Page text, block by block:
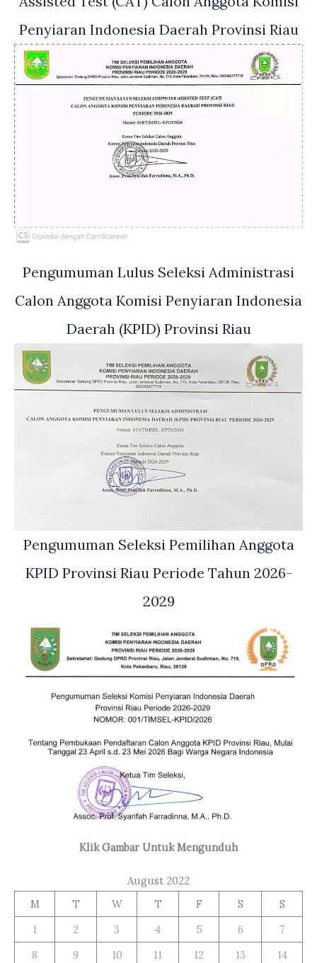
Penyiaran Indonesia Daerah Provinsi Riau
Pengumuman Lulus Seleksi Administrasi
Calon Anggota Komisi Penyiaran Indonesia
Daerah (KPID) Provinsi Riau
Pengumuman Seleksi Pemilihan Anggota
KPID Provinsi Riau Periode Tahun 2026-
2029
Klik Gambar Untuk Mengunduh
August 2022
M
T W T F S
S
1
2 3 4 5 6
7
8
9 10 11 12 13
14